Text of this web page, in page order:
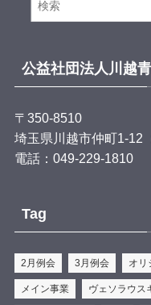
ぞ！！
みんなでシュラスコ
一緒に作って、
一緒に食べて、
「違いを力に。仲間
#...もっと見る
写真
公益社団法人川越
〒350-8510
埼玉県川越市仲町1-12
電話：049-229-1810
Tag
2月例会 3月例会 オリ
メイン事業 ヴェソラウス